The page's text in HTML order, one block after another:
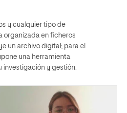
y cualquier tipo de
organizada en ficheros
un archivo digital; para el
una herramienta
investigación y gestión.